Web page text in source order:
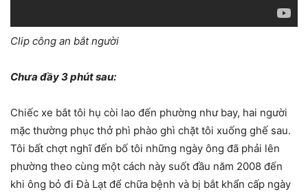
Clip công an bắt người
Chưa đầy 3 phút sau:
Chiếc xe bắt tôi hụ còi lao đến phường như bay, hai người
mặc thường phục thở phì phào ghì chặt tôi xuống ghế sau.
Tôi bất chợt nghĩ đến bố tôi những ngày ông đã phải lên
phường theo cùng một cách này suốt đầu năm 2008 đến
khi ông bỏ đi Đà Lạt để chữa bệnh và bị bắt khẩn cấp ngày